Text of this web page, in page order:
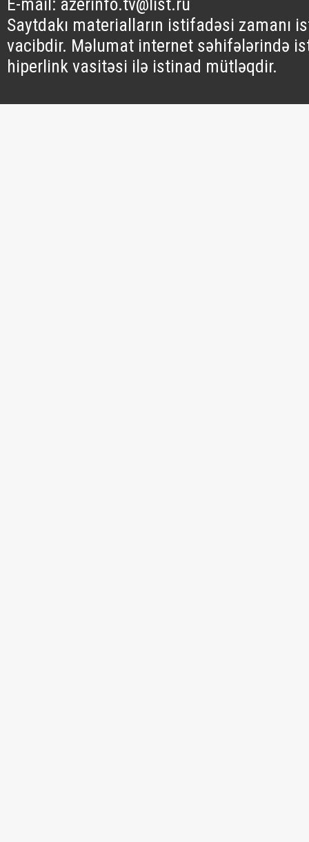
E-mail: azerinfo.tv@list.ru
Saytdakı materialların istifadəsi zamanı
vacibdir. Məlumat internet səhifələrində
hiperlink vasitəsi ilə istinad mütləqdir.